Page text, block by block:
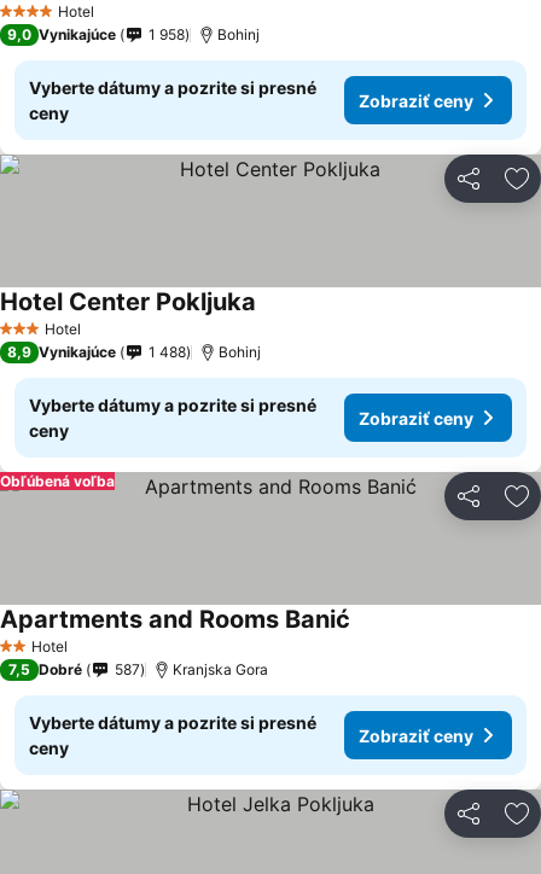
4 Počet hviezdičiek
Hotel
9,0 Vynikajúce 1 958 Bohinj
Vyberte dátumy a pozrite si presné
ceny
Zobraziť ceny
Zdieľať
3 Počet hviezdičiek
Hotel
Hotel Center Pokljuka
8,9 Vynikajúce 1 488 Bohinj
Vyberte dátumy a pozrite si presné
ceny
Zobraziť ceny
Zdieľať
Obľúbená voľba
2 Počet hviezdičiek
Hotel
Apartments and Rooms Banić
7,5 Dobré 587 Kranjska Gora
Vyberte dátumy a pozrite si presné
ceny
Zobraziť ceny
Zdieľať